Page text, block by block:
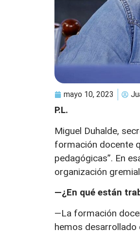
mayo 10, 2023
P.L.
Miguel Duhalde,
formación docente
pedagógicas”. En
organización gremial
—¿En qué están
—La formación
hemos desarrollado